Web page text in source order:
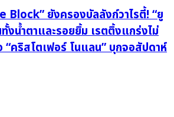
Block” ยังครองบัลลังก์วาไรตี้! “ยู
งน้ำตาและรอยยิ้ม เรตติ้งแกร่งไม่
คริสโตเฟอร์ โนแลน” บุกจอสัปดาห์